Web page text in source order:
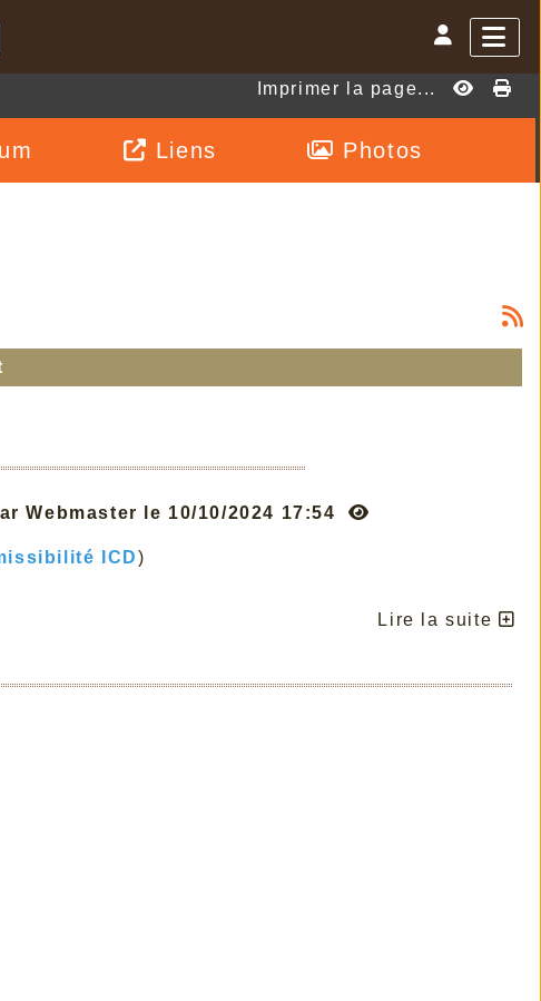
Imprimer la page...
Liens Photos
Webmaster le 10/10/2024 17:54
ICD)
Lire la suite